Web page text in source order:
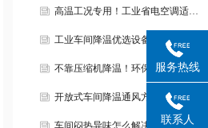
高温工况专用！工业省电空调适…
工业车间降温优选设备！
不靠压缩机降温！环保空调让工…
开放式车间降温通风方案！
车间闷热异味怎么解决？
服务热线
联系人